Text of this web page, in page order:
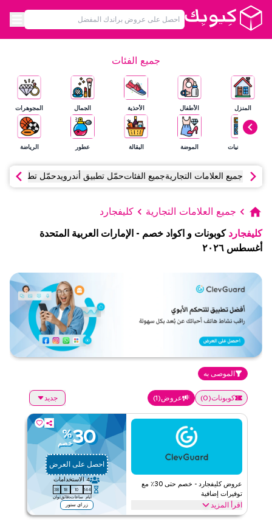
جميع الفئات
المنزل
الإلكترونيات
الأطفال
الموضة
الأحذية
البقالة
الجمال
عطور
المجوهرات
الرياضة
جميع العلامات التجاريةجميع الفئاتحمّل تطبيق أندرويدحمّل تطبيق آي
جميع العلامات التجارية كليفجارد
كليفجارد كوبونات و اكواد خصم - الإمارات العربية المتحدة
أغسطس ٢٠٢٦
الموصى به
كوبونات(
0
) عروض(
1
) جديد
عروض كليفجارد - خصم حتى 30٪ مع
توفيرات إضافية
اقرأ المزيد
30
%
خصم
احصل على العرض
4 الاستخدامات
144
أيام
10
ساعات
18
دقائق
38
ثوان
زر اي ستور
عروض حصرية تصل إلى 30% على كليفجارد. وفر على الخدمات من خلال